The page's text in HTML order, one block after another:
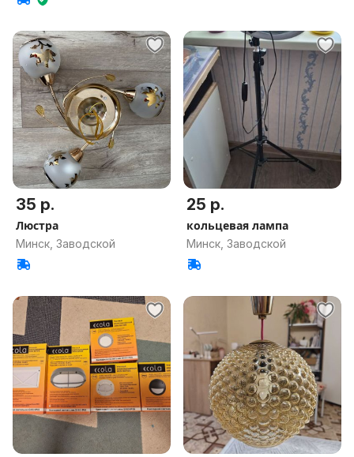
35 р.
Люстра
Минск, Заводской
25 р.
кольцевая лампа
Минск, Заводской